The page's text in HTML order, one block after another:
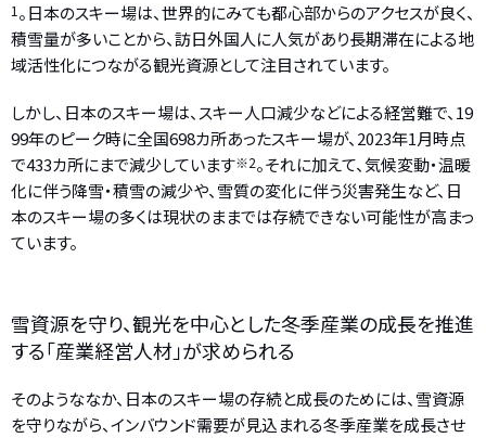
1。日本のスキー場は、世界的にみても都心部からのアクセスが良く、
積雪量が多いことから、訪日外国人に人気があり長期滞在による地
域活性化につながる観光資源として注目されています。
しかし、日本のスキー場は、スキー人口減少などによる経営難で、19
99年のピーク時に全国698カ所あったスキー場が、2023年1月時点
で433カ所にまで減少しています※2。それに加えて、気候変動・温暖
化に伴う降雪・積雪の減少や、雪質の変化に伴う災害発生など、日
本のスキー場の多くは現状のままでは存続できない可能性が高まっ
ています。
雪資源を守り、観光を中心とした冬季産業の成長を推進
する「産業経営人材」が求められる
そのようななか、日本のスキー場の存続と成長のためには、雪資源
を守りながら、インバウンド需要が見込まれる冬季産業を成長させ